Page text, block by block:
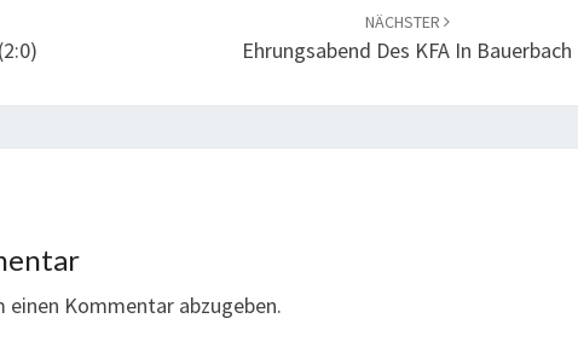
NÄCHSTER
Ehrungsabend Des KFA In Bauerbach
einen Kommentar abzugeben.